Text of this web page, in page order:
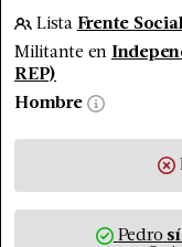
Lista Frente
Militante en
REP)
Hombre
Pedro